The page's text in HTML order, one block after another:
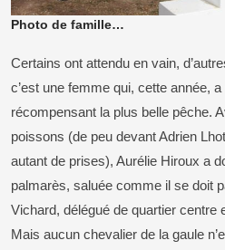
Photo de famille…
Certains ont attendu en vain,
c’est une femme qui, cette année,
récompensant la plus belle pêche.
poissons (de peu devant Adrien
autant de prises), Aurélie Hiroux a
palmarès, saluée comme il se doit
Vichard, délégué de quartier centre
Mais aucun chevalier de la gaule